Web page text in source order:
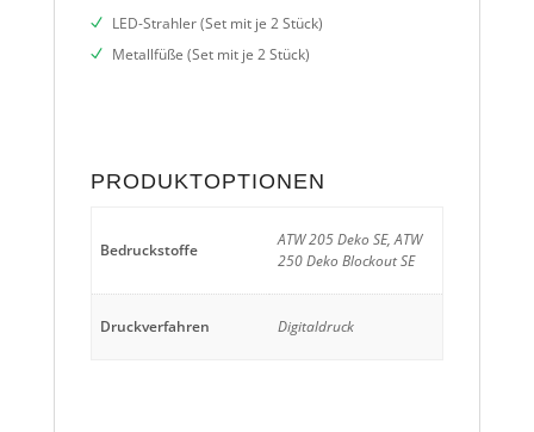
LED-Strahler (Set mit je 2 Stück)
Metallfüße (Set mit je 2 Stück)
PRODUKTOPTIONEN
Bedruckstoffe
ATW 205 Deko SE, ATW
250 Deko Blockout SE
Druckverfahren Digitaldruck